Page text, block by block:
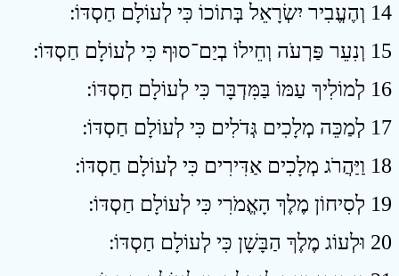
14 וְהֶעֱבִיר יִשְׂרָאֵל בְּתוֹכוֹ כִּי לְעוֹלָם חַסְדּוֹ ׃
15 וְנִעֵר פַּרְעֹה וְחֵילוֹ בְיַם־סוּף כִּי לְעוֹלָם חַסְדּוֹ ׃
16 לְמוֹלִיךְ עַמּוֹ בַּמִּדְבָּר כִּי לְעוֹלָם חַסְדּוֹ ׃
17 לְמַכֵּה מְלָכִים גְּדֹלִים כִּי לְעוֹלָם חַסְדּוֹ ׃
18 וַיַּהֲרֹג מְלָכִים אַדִּירִים כִּי לְעוֹלָם חַסְדּוֹ ׃
19 לְסִיחוֹן מֶלֶךְ הָאֱמֹרִי כִּי לְעוֹלָם חַסְדּוֹ ׃
20 וּלְעוֹג מֶלֶךְ הַבָּשָׁן כִּי לְעוֹלָם חַסְדּוֹ ׃